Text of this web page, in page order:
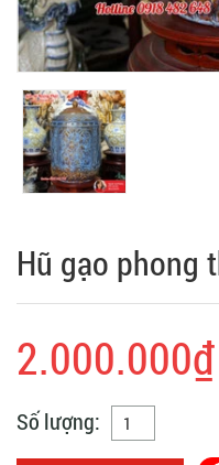
Hũ gạo phong
2.000.000₫
Số lượng: